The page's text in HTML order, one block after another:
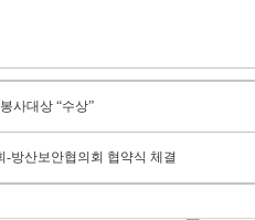
사대상 “수상”
-방산보안협의회 협약식 체결